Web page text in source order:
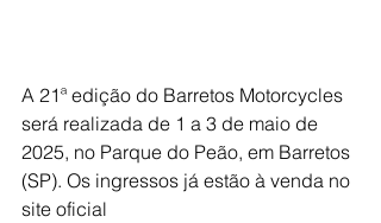
A 21ª edição do Barretos Motorcycles
será realizada de 1 a 3 de maio de
2025, no Parque do Peão, em Barretos
(SP). Os ingressos já estão à venda no
site oficial